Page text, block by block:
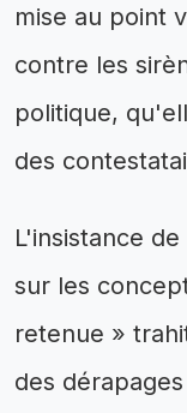
mise au point
contre les
politique,
des
L'insistance
sur les
retenue »
des